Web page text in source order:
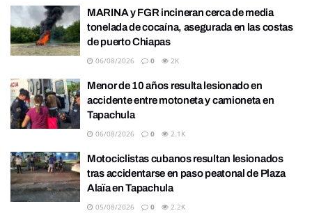
MARINA y FGR incineran cerca de media
tonelada de cocaína, asegurada en las costas
de puerto Chiapas
06/08/2026 0 2K
Menor de 10 años resulta lesionado en
accidente entre motoneta y camioneta en
Tapachula
06/08/2026 0 2.1K
Motociclistas cubanos resultan lesionados
tras accidentarse en paso peatonal de Plaza
Alaïa en Tapachula
05/08/2026 0 2.2K